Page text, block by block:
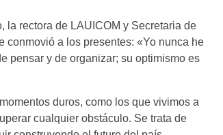
la rectora de LAUICOM y Secretaria de
conmovió a los presentes: «Yo nunca he
pensar y de organizar; su optimismo es
duros, como los que vivimos a
cualquier obstáculo. Se trata de